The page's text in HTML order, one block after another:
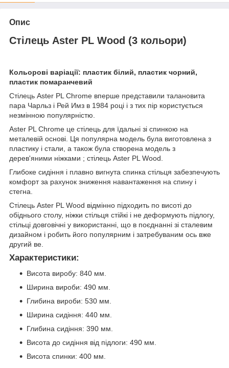
Опис
Стілець Aster PL Wood (3 кольори)
Кольорові варіації: пластик білий, пластик чорний,
пластик помаранчевий
Стілець Aster PL Chrome вперше представили талановита
пара Чарльз і Рей Имз в 1984 році і з тих пір користується
незмінною популярністю.
Aster PL Chrome це стілець для їдальні зі спинкою на
металевій основі. Ця популярна модель була виготовлена з
пластику і стали, а також була створена модель з
дерев'яними ніжками ; стілець Aster PL Wood.
Глибоке сидіння і плавно вигнута спинка стільця забезпечують
комфорт за рахунок зниження навантаження на спину і
стегна.
Стілець Aster PL Wood відмінно підходить по висоті до
обіднього столу, ніжки стільця стійкі і не деформують підлогу,
стільці довговічні у використанні, що в поєднанні зі сталевим
дизайном і робить його популярним і затребуваним ось вже
другий ве.
Характеристики:
Висота виробу: 840 мм.
Ширина вироби: 490 мм.
Глибина вироби: 530 мм.
Ширина сидіння: 440 мм.
Глибина сидіння: 390 мм.
Висота до сидіння від підлоги: 490 мм.
Висота спинки: 400 мм.